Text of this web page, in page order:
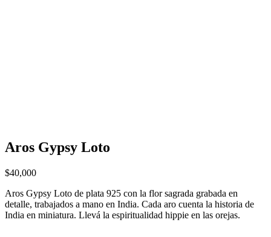
Aros Gypsy Loto
$40,000
Aros Gypsy Loto de plata 925 con la flor sagrada grabada en
detalle, trabajados a mano en India. Cada aro cuenta la historia de
India en miniatura. Llevá la espiritualidad hippie en las orejas.